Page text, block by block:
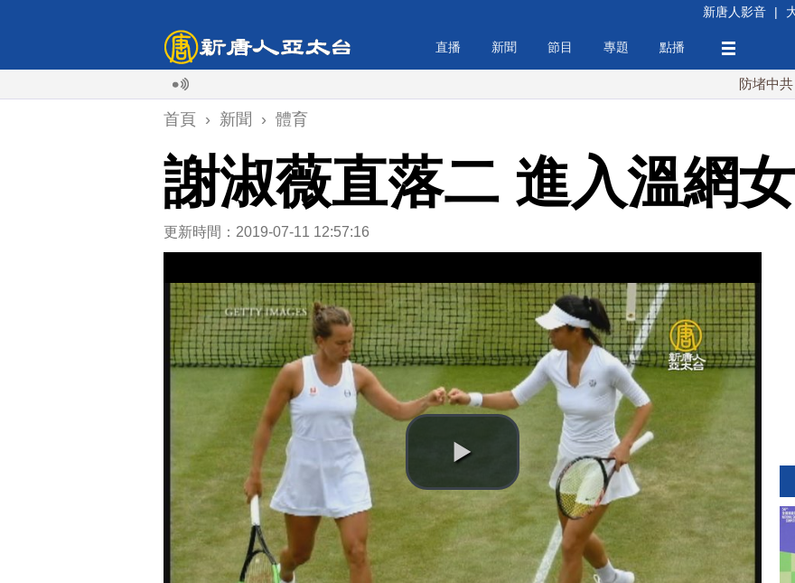
新唐人影音 |
直播 新聞 節目 專題 點播
防堵中共！川普
首頁 › 新聞 › 體育
謝淑薇直落二 進入溫網
更新時間：2019-07-11 12:57:16